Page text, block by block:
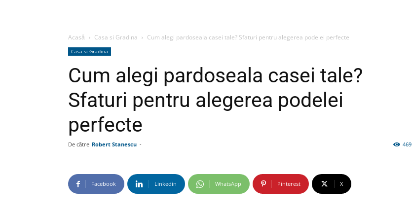
comunicate
Acasă Casa si Gradina Cum alegi pardoseala casei tale? Sfaturi pentru alegerea podelei perfecte
Casa si Gradina
Cum alegi pardoseala casei tale?
Sfaturi pentru alegerea podelei
perfecte
De către Robert Stanescu - 469
Facebook Linkedin WhatsApp Pinterest X